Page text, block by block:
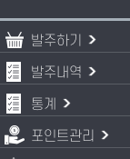
발주하기
발주내역
통계
포인트관리